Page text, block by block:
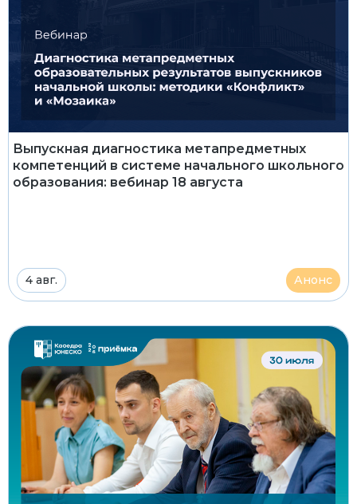
Выпускная диагностика метапредметных
компетенций в системе начального школьного
образования: вебинар 18 августа
4 авг. Анонс